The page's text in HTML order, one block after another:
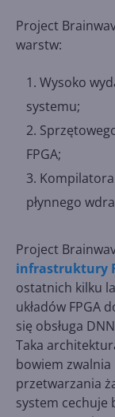
Project
warstw:
Wysoko
systemu;
FPGA;
płynnego
Project
infrastruktury
ostatnich kilku
układów FPGA
się obsługa
Taka
bowiem
przetwarzania
system cechuje